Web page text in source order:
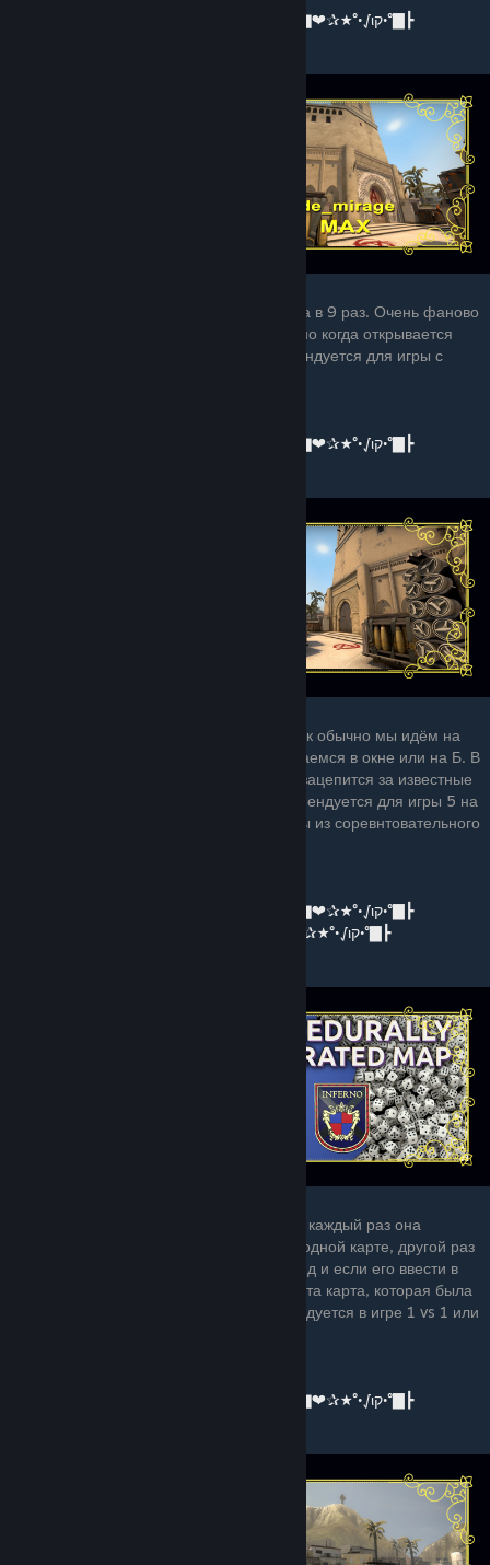
┣▇°•√ιק•°★✰❤▇═─۩͇̿Ссылка на карту۩─═▇❤✰★°•√ιק•°▇┣
Это карта из ММ Mirage, но она увеличена в 9 раз. Очень фаново
играть с друзьями на такой карте, особенно когда открывается
много новых интересных позиций. Рекомендуется для игры с
┣▇°•√ιק•°★✰❤▇═─۩͇̿Ссылка на карту۩─═▇❤✰★°•√ιק•°▇┣
Это обычный мираж, но он отзеркален. Как обычно мы идём на
право и думаем что идем на А, но оказываемся в окне или на Б. В
этом и прикол этой карты. Ты пытаешься зацепится за известные
позиции и не понимаешь куда идти. Рекомендуется для игры 5 на
5. Также снизу будут ещё некоторые карты из соревнтовательного
┣▇°•√ιק•°★✰❤▇═─۩͇̿Ссылка на карту۩─═▇❤✰★°•√ιק•°▇┣
┣▇°•√ιק•°★✰❤▇═─۩͇̿Другие карты۩─═▇❤✰★°•√ιק•°▇┣
Это необычная aim карта. Дело в том, что каждый раз она
меняется. Один раз вы можете играть на одной карте, другой раз
на другой. Каждый раунд в чат пишется сид и если его ввести в
главном меню аимки этот сид, запустится та карта, которая была
когда в чат писали сид. Эта карта рекомендуется в игре 1 vs 1 или
┣▇°•√ιק•°★✰❤▇═─۩͇̿Ссылка на карту۩─═▇❤✰★°•√ιק•°▇┣